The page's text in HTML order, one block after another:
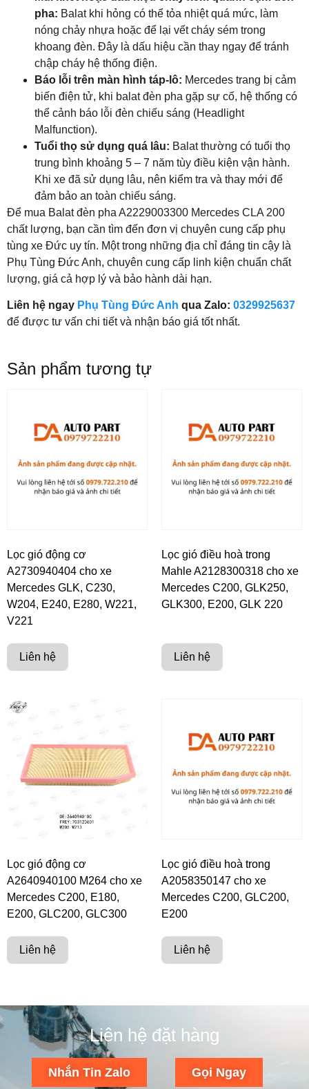
pha: Balat khi hỏng có thể tỏa nhiệt quá mức, làm
nóng chảy nhựa hoặc để lại vết cháy sém trong
khoang đèn. Đây là dấu hiệu cần thay ngay để tránh
chập cháy hệ thống điện.
Báo lỗi trên màn hình táp-lô: Mercedes trang bị cảm
biến điện tử, khi balat đèn pha gặp sự cố, hệ thống có
thể cảnh báo lỗi đèn chiếu sáng (Headlight
Malfunction).
Tuổi thọ sử dụng quá lâu: Balat thường có tuổi thọ
trung bình khoảng 5 – 7 năm tùy điều kiện vận hành.
Khi xe đã sử dụng lâu, nên kiểm tra và thay mới để
đảm bảo an toàn chiếu sáng.
Để mua Balat đèn pha A2229003300 Mercedes CLA 200
chất lượng, bạn cần tìm đến đơn vị chuyên cung cấp phụ
tùng xe Đức uy tín. Một trong những địa chỉ đáng tin cậy là
Phụ Tùng Đức Anh, chuyên cung cấp linh kiện chuẩn chất
lượng, giá cả hợp lý và bảo hành dài hạn.
Liên hệ ngay Phụ Tùng Đức Anh qua Zalo: 0329925637
để được tư vấn chi tiết và nhận báo giá tốt nhất.
Sản phẩm tương tự
Lọc gió động cơ
A2730940404 cho xe
Mercedes GLK, C230,
W204, E240, E280, W221,
V221
Liên hệ
Lọc gió điều hoà trong
Mahle A2128300318 cho xe
Mercedes C200, GLK250,
GLK300, E200, GLK 220
Liên hệ
Lọc gió động cơ
A2640940100 M264 cho xe
Mercedes C200, E180,
E200, GLC200, GLC300
Liên hệ
Lọc gió điều hoà trong
A2058350147 cho xe
Mercedes C200, GLC200,
E200
Liên hệ
Liên hệ đặt hàng
Nhắn Tin Zalo Gọi Ngay